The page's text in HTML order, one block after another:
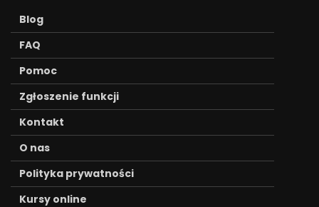
Blog
FAQ
Pomoc
Zgłoszenie funkcji
Kontakt
O nas
Polityka prywatności
Kursy online